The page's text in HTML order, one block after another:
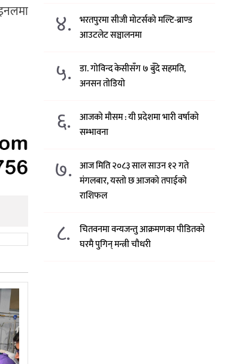
४.
भरतपुरमा सीजी मोटर्सको मल्टि-ब्राण्ड
आउटलेट सञ्चालनमा
५.
डा. गोविन्द केसीसँग ७ बुँदे सहमति,
अनसन तोडियो
६.
आजको मौसम : यी प्रदेशमा भारी वर्षाको
सम्भावना
७. आज मिति २०८३ साल साउन १२ गते
मंगलबार, यस्तो छ आजको तपाईको
राशिफल
८.
चितवनमा वन्यजन्तु आक्रमणका पीडितको
घरमै पुगिन् मन्त्री चौधरी